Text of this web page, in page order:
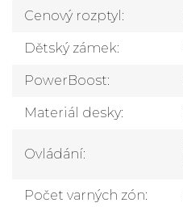
Cenový rozptyl :
Dětský zámek:
PowerBoost:
Materiál desky:
Ovládání:
Počet varných zón: